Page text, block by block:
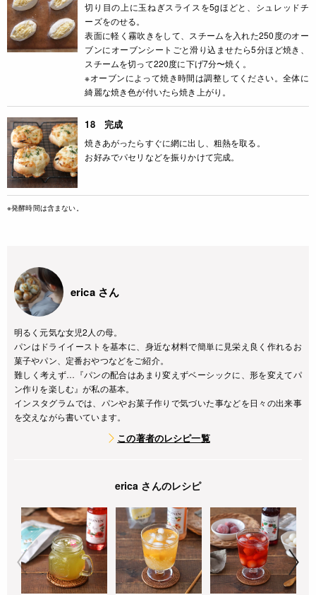
切り目の上に玉ねぎスライスを5gほどと、シュレッドチ
ーズをのせる。
表面に軽く霧吹きをして、スチームを入れた250度のオー
ブンにオーブンシートごと滑り込ませたら5分ほど焼き、
スチームを切って220度に下げ7分〜焼く。
※オーブンによって焼き時間は調整してください。全体に
綺麗な焼き色が付いたら焼き上がり。
18 完成
焼きあがったらすぐに網に出し、粗熱を取る。
お好みでパセリなどを振りかけて完成。
※発酵時間は含まない。
erica さん
明るく元気な女児2人の母。
パンはドライイーストを基本に、身近な材料で簡単に見栄え良く作れるお
菓子やパン、定番おやつなどをご紹介。
難しく考えず…『パンの配合はあまり変えずベーシックに、形を変えてパ
ン作りを楽しむ』が私の基本。
インスタグラムでは、パンやお菓子作りで気づいた事などを日々の出来事
を交えながら書いています。
この著者のレシピ一覧
erica さんのレシピ